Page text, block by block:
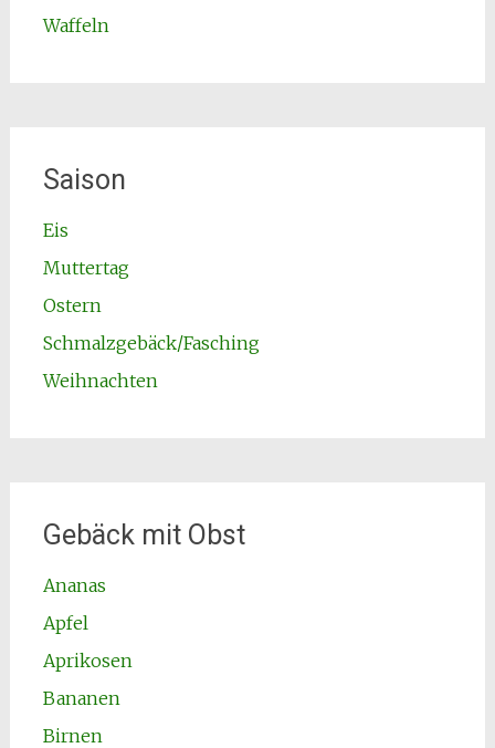
Waffeln
Saison
Eis
Muttertag
Ostern
Schmalzgebäck/Fasching
Weihnachten
Gebäck mit Obst
Ananas
Apfel
Aprikosen
Bananen
Birnen